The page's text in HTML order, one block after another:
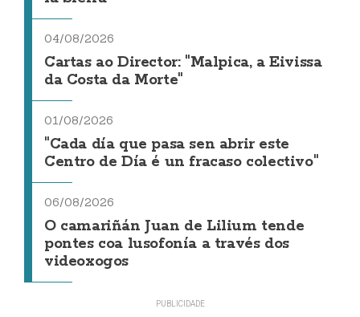
04/08/2026
Cartas ao Director: "Malpica, a Eivissa
da Costa da Morte"
01/08/2026
"Cada día que pasa sen abrir este
Centro de Día é un fracaso colectivo"
06/08/2026
O camariñán Juan de Lilium tende
pontes coa lusofonía a través dos
videoxogos